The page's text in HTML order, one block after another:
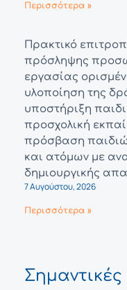
Περισσότερα »
Πρακτικό
πρόσληψης
εργασίας
υλοποίηση της
υποστήριξη
προσχολική
πρόσβαση
και ατόμων με
δημιουργικής
7 Αυγούστου, 2026
Περισσότερα »